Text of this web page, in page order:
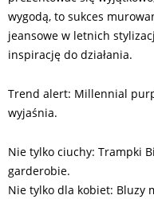
wygodą, to sukces
jeansowe w letnich
inspirację do działania.
Trend alert: Millennial
wyjaśnia.
Nie tylko ciuchy: Trampki
garderobie.
Nie tylko dla kobiet: Bluzy